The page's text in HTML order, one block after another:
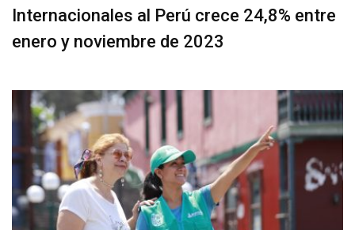
Internacionales al Perú crece 24,8% entre
enero y noviembre de 2023